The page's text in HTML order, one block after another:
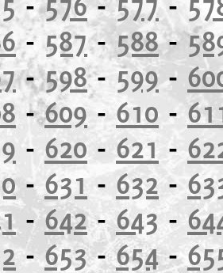
- 587-588-
-598- 599-
-609-610 -
- 620 - 621 -
- 631- 632 -
-642-643-
-653-654-